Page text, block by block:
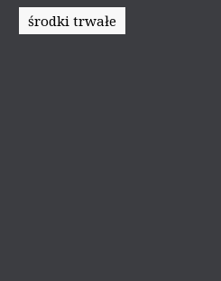
środki trwałe